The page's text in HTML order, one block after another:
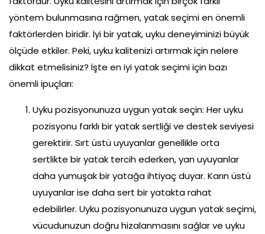
yöntem bulunmasına rağmen, yatak seçimi en önemli
faktörlerden biridir. İyi bir yatak, uyku deneyiminizi büyük
ölçüde etkiler. Peki, uyku kalitenizi artırmak için nelere
dikkat etmelisiniz? İşte en iyi yatak seçimi için bazı
önemli ipuçları:
Uyku pozisyonunuza uygun yatak seçin: Her uyku
pozisyonu farklı bir yatak sertliği ve destek seviyesi
gerektirir. Sırt üstü uyuyanlar genellikle orta
sertlikte bir yatak tercih ederken, yan uyuyanlar
daha yumuşak bir yatağa ihtiyaç duyar. Karın üstü
uyuyanlar ise daha sert bir yatakta rahat
edebilirler. Uyku pozisyonunuza uygun yatak seçimi,
vücudunuzun doğru hizalanmasını sağlar ve uyku